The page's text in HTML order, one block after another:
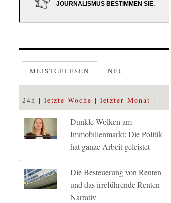
JOURNALISMUS BESTIMMEN SIE.
MEISTGELESEN NEU
24h letzte Woche letzter Monat
Dunkle Wolken am
Immobilienmarkt: Die Politik
hat ganze Arbeit geleistet
Die Besteuerung von Renten
und das irreführende Renten-
Narrativ